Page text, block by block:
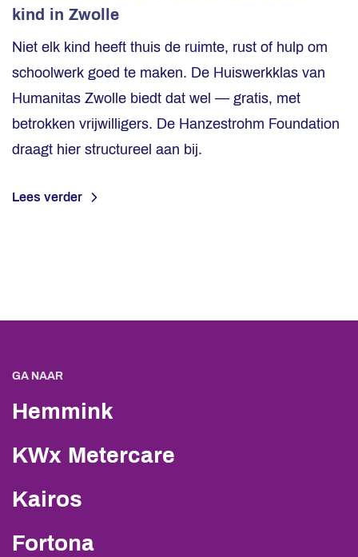
kind in Zwolle
Niet elk kind heeft thuis de ruimte, rust of hulp om
schoolwerk goed te maken. De Huiswerkklas van
Humanitas Zwolle biedt dat wel — gratis, met
betrokken vrijwilligers. De Hanzestrohm Foundation
draagt hier structureel aan bij.
Lees verder
GA NAAR
Hemmink
KWx Metercare
Kairos
Fortona